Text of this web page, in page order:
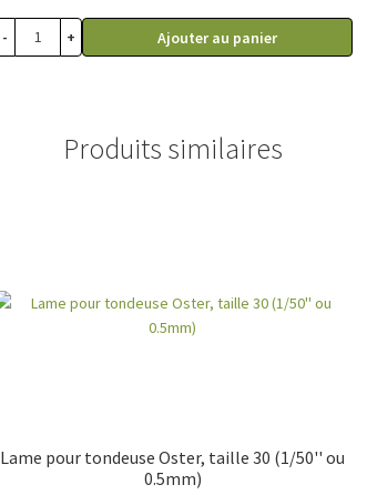
- + Ajouter au panier
Produits similaires
Lame pour tondeuse Oster, taille 30 (1/50'' ou
0.5mm)